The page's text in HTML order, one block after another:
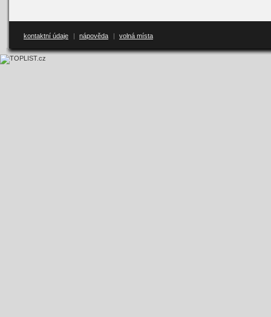
kontaktní údaje | nápověda | volná místa